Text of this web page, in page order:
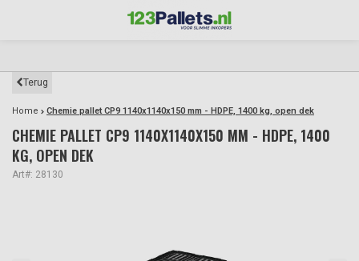
Terug
Home Chemie pallet CP9 1140x1140x150 mm - HDPE, 1400 kg, open dek
CHEMIE PALLET CP9 1140X1140X150 MM - HDPE, 1400
KG, OPEN DEK
Art#: 28130